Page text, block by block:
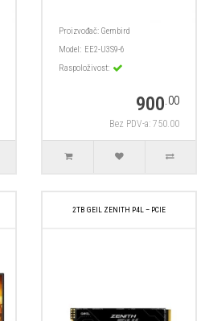
Proizvođač: Gembird
Model: EE2-U3S9-6
Raspoloživost:
900.00
Bez PDV-a: 750.00
2TB GEIL ZENITH P4L – PCIE